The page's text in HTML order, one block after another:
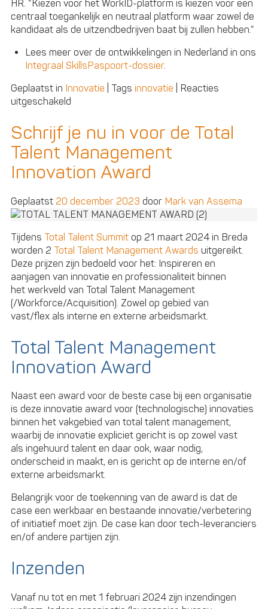
HR. “Kiezen voor het WorkID-platform is kiezen voor een
centraal toegankelijk en neutraal platform waar zowel de
kandidaat als de uitzendbedrijven baat bij zullen hebben.”
Lees meer over de ontwikkelingen in Nederland in ons
Integraal SkillsPaspoort-dossier.
Geplaatst in Innovatie Tags innovatie
Reacties
uitgeschakeld
een
digitaal
werk-
paspoort
voor
flexkracht
Schrijf je nu in voor de Total
Talent Management
Innovation Award
Geplaatst 20 december 2023 door Mark van Assema
Tijdens Total Talent Summitop 21 maart 2024 in Breda
worden 2 Total Talent Management Awards uitgereikt.
Deze prijzen zijn bedoeld voor het: Inspireren en
aanjagen van innovatie en professionaliteit binnen
het werkveld van Total Talent Management
(/Workforce/Acquisition). Zowel op gebied van
vast/flex als interne en externe arbeidsmarkt.
Total Talent Management
Innovation Award
Naast een award voor de beste case bij een organisatie
is deze innovatie award voor (technologische) innovaties
binnen het vakgebied van total talent management,
waarbij de innovatie expliciet gericht is op zowel vast
als ingehuurd talent en daar ook, waar nodig,
onderscheid in maakt, en is gericht op de interne en/of
externe arbeidsmarkt.
Belangrijk voor de toekenning van de award is dat de
case een werkbaar en bestaande innovatie/verbetering
of initiatief moet zijn. De case kan door tech-leveranciers
en/of andere partijen zijn.
Inzenden
Vanaf nu tot en met 1 februari 2024 zijn inzendingen